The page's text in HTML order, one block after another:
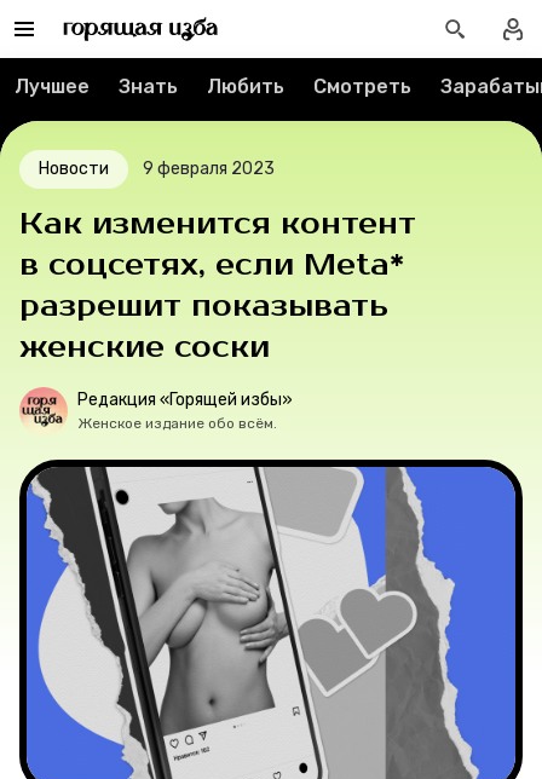
Мерч
О компании
Рубрики
Лучшее
Великие женщины
Тренды
Рецепты
Ваши истории
Лучшее Знать Любить Смотреть
Новости 9 февраля 2023
Как изменится контент
в соцсетях, если Meta*
разрешит показывать
женские соски
Редакция «Горящей избы»
Женское издание обо всём.